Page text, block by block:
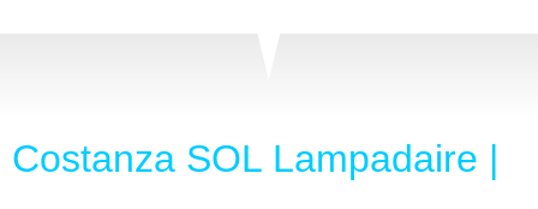
Costanza SOL Lampadaire |